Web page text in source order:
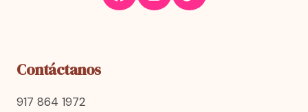
Contáctanos
917 864 1972